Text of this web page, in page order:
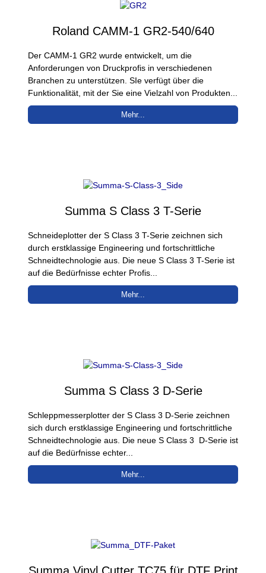
Roland CAMM-1 GR2-540/640
Der CAMM-1 GR2 wurde entwickelt, um die
Anforderungen von Druckprofis in verschiedenen
Branchen zu unterstützen. SIe verfügt über die
Funktionalität, mit der Sie eine Vielzahl von Produkten...
Mehr...
Summa S Class 3 T-Serie
Schneideplotter der S Class 3 T-Serie zeichnen sich
durch erstklassige Engineering und fortschrittliche
Schneidtechnologie aus. Die neue S Class 3 T-Serie ist
auf die Bedürfnisse echter Profis...
Mehr...
Summa S Class 3 D-Serie
Schleppmesserplotter der S Class 3 D-Serie zeichnen
sich durch erstklassige Engineering und fortschrittliche
Schneidtechnologie aus. Die neue S Class 3 D-Serie ist
auf die Bedürfnisse echter...
Mehr...